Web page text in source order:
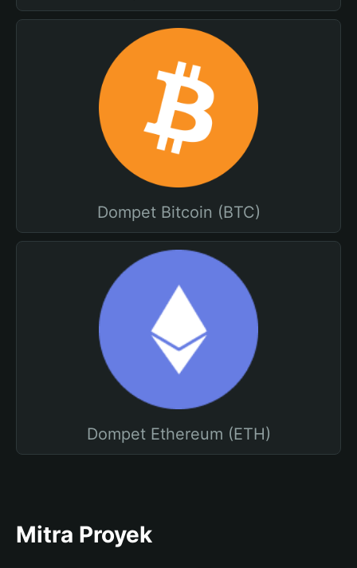
Dompet Bitcoin (BTC)
Dompet Ethereum (ETH)
Mitra Proyek